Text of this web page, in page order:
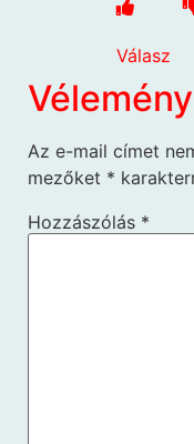
Válasz
Az e-mail címet
mezőket *
Hozzászólás *